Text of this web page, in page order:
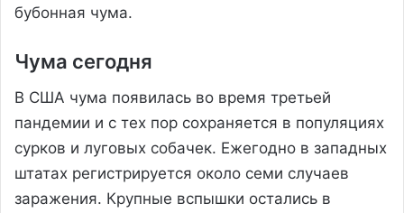
бубонная чума.
Чума сегодня
В США чума появилась во время третьей
пандемии и с тех пор сохраняется в популяциях
сурков и луговых собачек. Ежегодно в западных
штатах регистрируется около семи случаев
заражения. Крупные вспышки остались в